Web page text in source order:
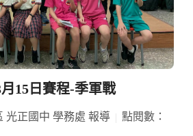
15日賽程-季軍戰
光正國中 學務處 報導
點閱數：